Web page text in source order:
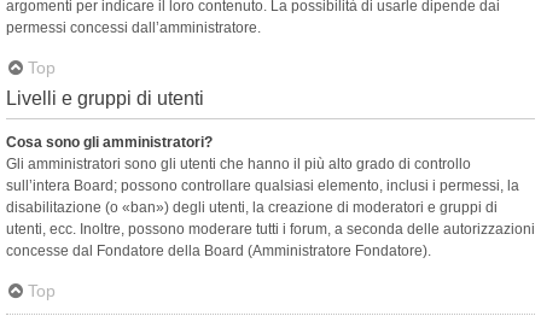
argomenti per indicare il loro contenuto. La possibilità di usarle dipende dai
permessi concessi dall’amministratore.
Top
Livelli e gruppi di utenti
Cosa sono gli amministratori?
Gli amministratori sono gli utenti che hanno il più alto grado di controllo
sull’intera Board; possono controllare qualsiasi elemento, inclusi i permessi, la
disabilitazione (o «ban») degli utenti, la creazione di moderatori e gruppi di
utenti, ecc. Inoltre, possono moderare tutti i forum, a seconda delle autorizzazioni
concesse dal Fondatore della Board (Amministratore Fondatore).
Top